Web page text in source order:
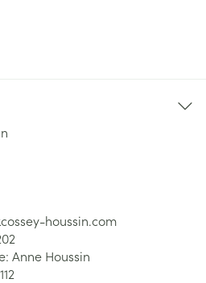
houssin.com
Anne Houssin